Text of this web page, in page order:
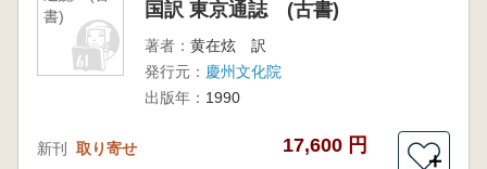
書)
国訳 東京通誌 (古書)
著者： 黄在炫 訳
発行元： 慶州文化院
出版年： 1990
新刊 取り寄せ 17,600 円
＋